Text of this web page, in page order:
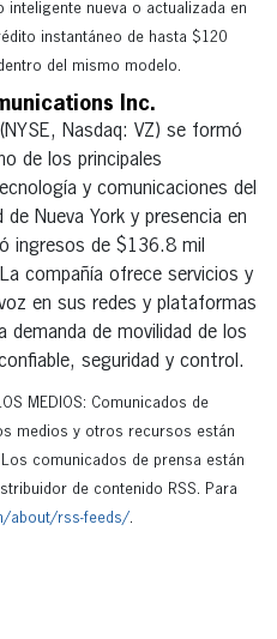
nueva o actualizada en
instantáneo de hasta $120
del mismo modelo.
Inc.
Nasdaq: VZ) se formó
de los principales
y comunicaciones del
Nueva York y presencia en
ingresos de $136.8 mil
compañía ofrece servicios y
en sus redes y plataformas
demanda de movilidad de los
seguridad y control.
MEDIOS: Comunicados de
medios y otros recursos están
Los comunicados de prensa están
de contenido RSS. Para
about/rss-feeds/.